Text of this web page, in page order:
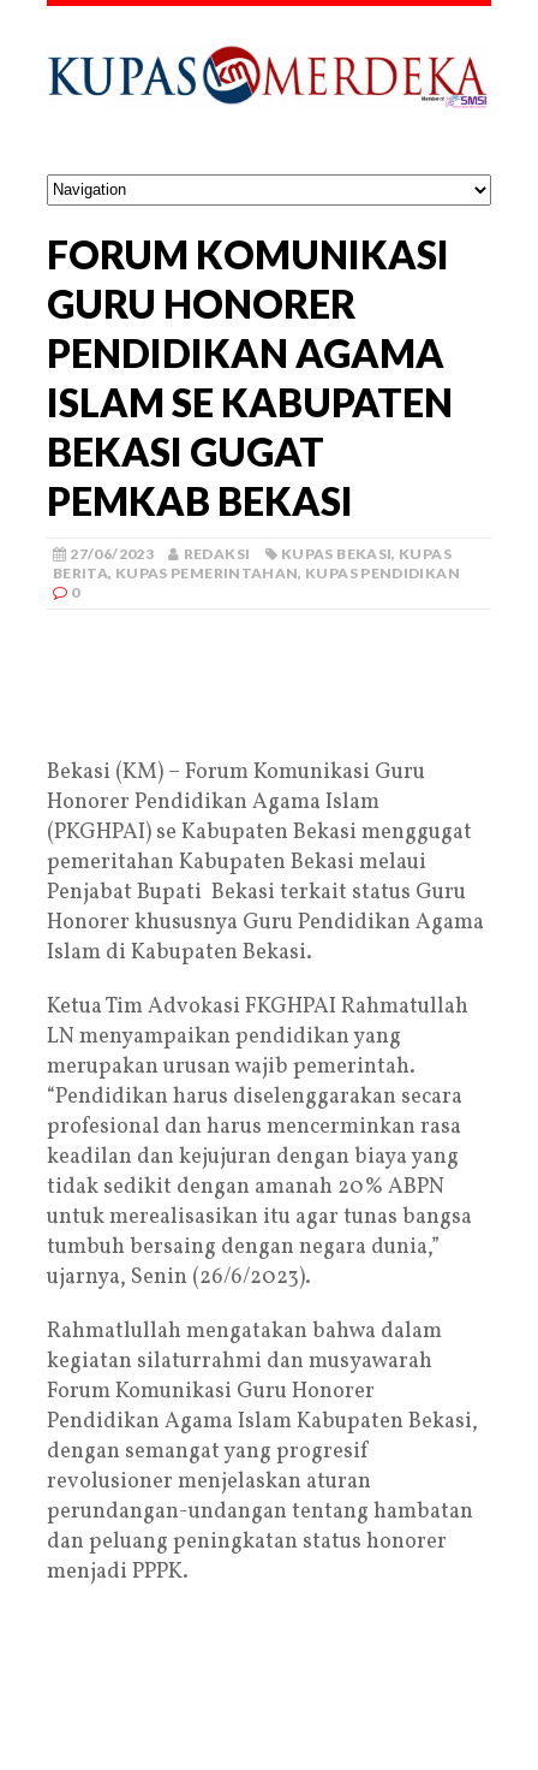
FORUM KOMUNIKASI
GURU HONORER
PENDIDIKAN AGAMA
ISLAM SE KABUPATEN
BEKASI GUGAT
PEMKAB BEKASI
27/06/2023 REDAKSI KUPAS BEKASI, KUPAS
BERITA, KUPAS PEMERINTAHAN, KUPAS PENDIDIKAN
0
Bekasi (KM) – Forum Komunikasi Guru
Honorer Pendidikan Agama Islam
(PKGHPAI) se Kabupaten Bekasi menggugat
pemeritahan Kabupaten Bekasi melaui
Penjabat Bupati Bekasi terkait status Guru
Honorer khususnya Guru Pendidikan Agama
Islam di Kabupaten Bekasi.
Ketua Tim Advokasi FKGHPAI Rahmatullah
LN menyampaikan pendidikan yang
merupakan urusan wajib pemerintah.
“Pendidikan harus diselenggarakan secara
profesional dan harus mencerminkan rasa
keadilan dan kejujuran dengan biaya yang
tidak sedikit dengan amanah 20% ABPN
untuk merealisasikan itu agar tunas bangsa
tumbuh bersaing dengan negara dunia,”
ujarnya, Senin (26/6/2023).
Rahmatlullah mengatakan bahwa dalam
kegiatan silaturrahmi dan musyawarah
Forum Komunikasi Guru Honorer
Pendidikan Agama Islam Kabupaten Bekasi,
dengan semangat yang progresif
revolusioner menjelaskan aturan
perundangan-undangan tentang hambatan
dan peluang peningkatan status honorer
menjadi PPPK.